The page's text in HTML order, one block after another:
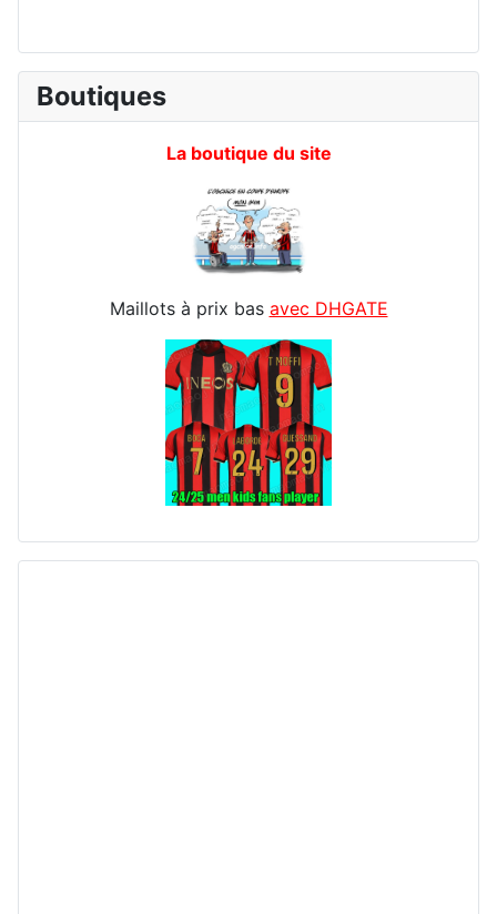
Boutiques
La boutique du site
Maillots à prix bas avec DHGATE